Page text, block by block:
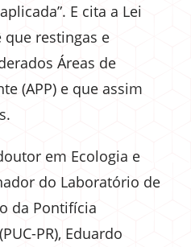
E cita a Lei
que restingas e
Áreas de
(APP) e que assim
em Ecologia e
do Laboratório de
da Pontifícia
PR), Eduardo